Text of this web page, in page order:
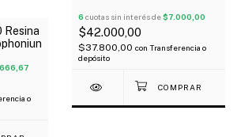
Resina
o
6 cuotas sin interés de$7.000,00
$42.000,00
$37.800,00 con Transferencia o
depósito